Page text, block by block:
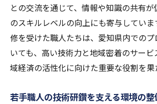
び
愛知県から全国へ広がる研修
波
愛知県建設業の未来を担う若者の
研修計画
との交流を通じて、情報や知識の共有
のスキルレベルの向上にも寄与してい
修を受けた職人たちは、愛知県内での
いても、高い技術力と地域密着のサー
域経済の活性化に向けた重要な役割を果
若手職人の技術研鑽を支える環境の整